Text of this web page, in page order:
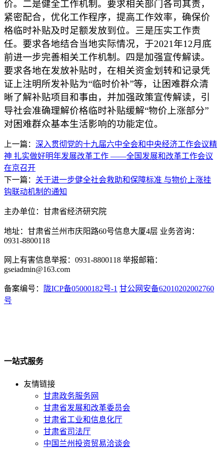
价。二是健全工作机制。要求相关部门各司其责，
紧密配合，优化工作程序，提高工作效率，确保价
格临时补贴及时足额发放到位。三是压实工作责
任。要求各地结合当地实际情况，于2021年12月底
前进一步完善相关工作机制。四是加强宣传解读。
要求各地在发放补贴时，在相关资金划转和记录凭
证上注明所发补贴为“临时价补”等，让困难群众清
晰了解补贴项目和事由，并加强政策宣传解读，引
导社会准确理解价格临时补贴缓解“物价上涨部分”
对困难群众基本生活影响的功能定位。
上一篇： 深入贯彻党的十九届六中全会和中央经济工作会议精
神 扎实做好明年发展改革工作 ——全国发展和改革工作会议
在京召开
下一篇： 关于进一步健全社会救助和保障标准 与物价上涨挂
钩联动机制的通知
主办单位：甘肃省经济研究院
地址：甘肃省兰州市庆阳路60号信息大厦4层 业务咨询：
0931-8800118
网上有害信息举报：0931-8800118 举报邮箱：
gseiadmin@163.com
备案编号： 陇ICP备05000182号-1 甘公网安备62010202002760
号
一站式服务
友情链接
甘肃政务服务网
甘肃省发展和改革委员会
甘肃省工业和信息化厅
甘肃省司法厅
中国兰州投资贸易洽谈会